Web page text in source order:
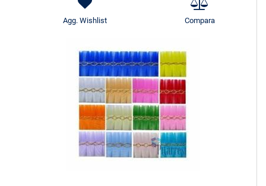
Agg. Wishlist Compara